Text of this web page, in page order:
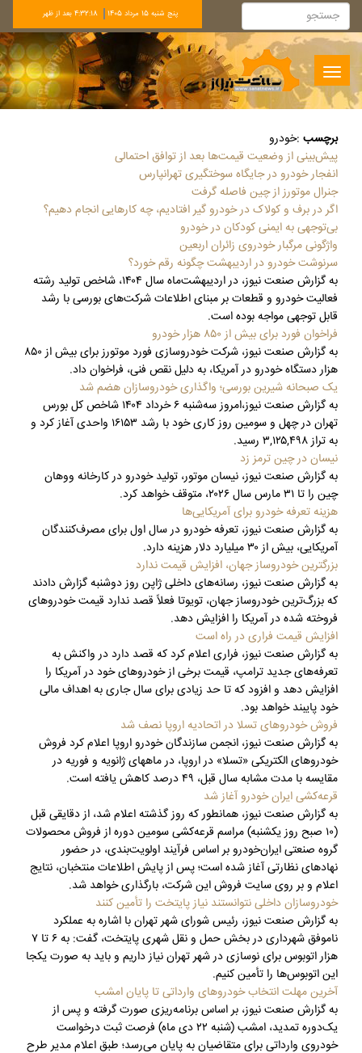
پنج شنبه 15 مرداد 1405 4:32:19 بعد از ظهر
Toggle
navigation
برچسب :خودرو
پیش‌بینی از وضعیت قیمت‌ها بعد از توافق احتمالی
انفجار خودرو در جایگاه سوختگیری تهرانپارس
جنرال موتورز از چین فاصله گرفت
اگر در برف و کولاک در خودرو گیر افتادیم، چه کارهایی انجام دهیم؟
بی‌توجهی به ایمنی کودکان در خودرو
واژگونی مرگبار خودروی زائران اربعین
سرنوشت خودرو در اردیبهشت چگونه رقم خورد؟
به گزارش صنعت نیوز، در اردیبهشت‌ماه سال ۱۴۰۴، شاخص تولید رشته
فعالیت خودرو و قطعات بر مبنای اطلاعات شرکت‌های بورسی با رشد
قابل توجهی مواجه بوده است.
فراخوان فورد برای بیش از ۸۵۰ هزار خودرو
به گزارش صنعت نیوز، شرکت خودروسازی فورد موتورز برای بیش از ۸۵۰
هزار دستگاه خودرو در آمریکا، به دلیل نقص فنی، فراخوان داد.
یک صبحانه شیرین بورسی؛ واگذاری خودروسازان هضم شد
به گزارش صنعت نیوز،امروز سه‌شنبه ۶ خرداد ۱۴۰۴ شاخص کل بورس
تهران در چهل و سومین روز کاری خود با رشد ۱۶۱۵۳ واحدی آغاز کرد و
به تراز ۳,۱۲۵,۴۹۸ رسید.
نیسان در چین ترمز زد
به گزارش صنعت نیوز، نیسان موتور، تولید خودرو در کارخانه ووهان
چین را تا ۳۱ مارس سال ۲۰۲۶، متوقف خواهد کرد.
هزینه تعرفه خودرو برای آمریکایی‌ها
به گزارش صنعت نیوز، تعرفه خودرو در سال اول برای مصرف‌کنندگان
آمریکایی، بیش از ۳۰ میلیارد دلار هزینه دارد.
بزرگترین خودروساز جهان، افزایش قیمت ندارد
به گزارش صنعت نیوز، رسانه‌های داخلی ژاپن روز دوشنبه گزارش دادند
که بزرگ‌ترین خودروساز جهان، تویوتا فعلاً قصد ندارد قیمت خودروهای
فروخته شده در آمریکا را افزایش دهد.
افزایش قیمت فراری در راه است
به گزارش صنعت نیوز، فراری اعلام کرد که قصد دارد در واکنش به
تعرفه‌های جدید ترامپ، قیمت برخی از خودروهای خود در آمریکا را
افزایش دهد و افزود که تا حد زیادی برای سال جاری به اهداف مالی
خود پایبند خواهد بود.
فروش خودروهای تسلا در اتحادیه اروپا نصف شد
به گزارش صنعت نیوز، انجمن سازندگان خودرو اروپا اعلام کرد فروش
خودروهای الکتریکی «تسلا» در اروپا، در ماههای ژانویه و فوریه در
مقایسه با مدت‌ مشابه سال قبل، ۴۹ درصد کاهش یافته است.
قرعه‌کشی ایران‌ خودرو آغاز شد
به گزارش صنعت نیوز، همانطور که روز گذشته اعلام شد، از دقایقی قبل
(۱۰ صبح روز یکشنبه) مراسم قرعه‌کشی سومین دوره از فروش محصولات
گروه صنعتی ایران‌خودرو بر اساس فرآیند اولویت‌بندی، در حضور
نهادهای نظارتی آغاز شده است؛ پس از پایش اطلاعات منتخبان، نتایج
اعلام و بر روی سایت فروش این شرکت، بارگذاری خواهد شد.
خودروسازان داخلی نتوانستند نیاز پایتخت را تأمین کنند
به گزارش صنعت نیوز، رئیس شورای شهر تهران با اشاره به عملکرد
ناموفق شهرداری در بخش حمل‌ و نقل شهری پایتخت، گفت: به ۶ تا ۷
هزار اتوبوس برای نوسازی در شهر تهران نیاز داریم و باید به صورت یکجا
این اتوبوس‌ها را تأمین کنیم.
آخرین مهلت انتخاب خودروهای وارداتی تا پایان امشب
به گزارش صنعت نیوز، بر اساس برنامه‌ریزی صورت گرفته و پس از
یک‌دوره تمدید، امشب (شنبه ٢٢ دی ماه) فرصت‌ ثبت درخواست
خودروی وارداتی برای متقاضیان به پایان می‌رسد؛ طبق اعلام مدیر طرح